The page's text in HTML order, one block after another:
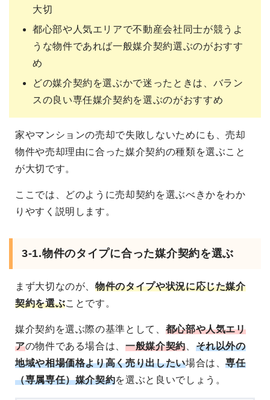
大切
都心部や人気エリアで不動産会社同士が競うよ
うな物件であれば一般媒介契約選ぶのがおすす
め
どの媒介契約を選ぶかで迷ったときは、バラン
スの良い専任媒介契約を選ぶのがおすすめ
家やマンションの売却で失敗しないためにも、売却
物件や売却理由に合った媒介契約の種類を選ぶこと
が大切です。
ここでは、どのように売却契約を選ぶべきかをわか
りやすく説明します。
3-1.物件のタイプに合った媒介契約を選ぶ
まず大切なのが、物件のタイプや状況に応じた媒介
契約を選ぶことです。
媒介契約を選ぶ際の基準として、 都心部や人気エリ
アの物件である場合は、一般媒介契約、 それ以外の
地域や相場価格より高く売り出したい場合は、専任
（専属専任）媒介契約を選ぶと良いでしょう。